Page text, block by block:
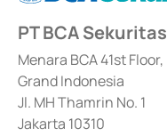
PT BCA Sekuritas
Menara BCA 41st Floor,
Grand Indonesia
Jl. MH Thamrin No. 1
Jakarta 10310